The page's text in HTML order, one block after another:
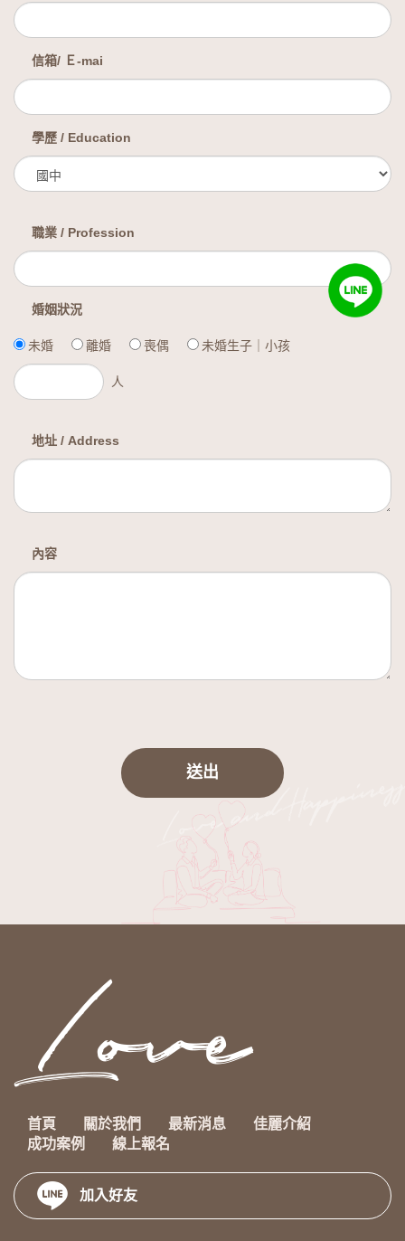
信箱/ Ｅ-mai
學歷 / Education
職業 / Profession
婚姻狀況
未婚 離婚 喪偶 未婚生子｜小孩
人
地址 / Address
內容
送出
首頁 關於我們 最新消息
佳麗介紹
成功案例
線上報名
加入好友